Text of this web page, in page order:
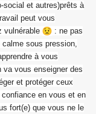
social et autres)prêts à
peut vous
vulnérable
: ne pas
sous pression,
à vous
va vous enseigner des
et protéger ceux
en vous et en
fort(e) que vous ne le